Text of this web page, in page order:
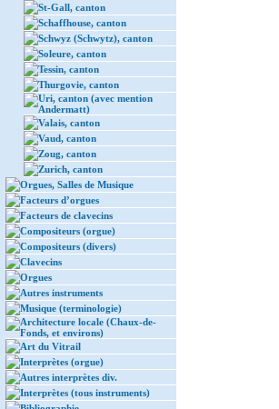
St-Gall, canton
Schaffhouse, canton
Schwyz (Schwytz), canton
Soleure, canton
Tessin, canton
Thurgovie, canton
Uri, canton (avec mention
Andermatt)
Valais, canton
Vaud, canton
Zoug, canton
Zurich, canton
Orgues, Salles de Musique
Facteurs d’orgues
Facteurs de clavecins
Compositeurs (orgue)
Compositeurs (divers)
Clavecins
Orgues
Autres instruments
Musique (terminologie)
Architecture locale (Chaux-de-
Fonds, et environs)
Art du Vitrail
Interprètes (orgue)
Autres interprètes div.
Interprètes (tous instruments)